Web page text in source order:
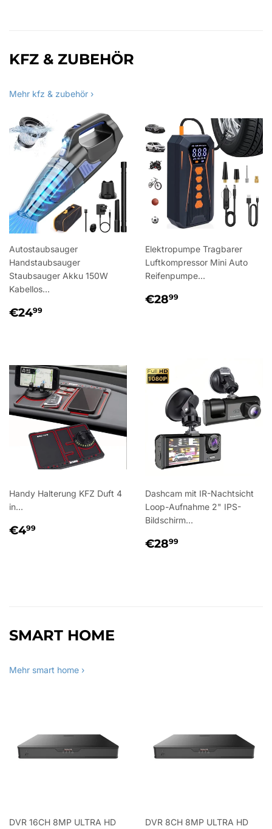
KFZ & ZUBEHÖR
Mehr kfz & zubehör ›
Autostaubsauger
Handstaubsauger
Staubsauger Akku 150W
Kabellos...
NORMALER
€2499
Elektropumpe Tragbarer
Luftkompressor Mini Auto
Reifenpumpe...
NORMALER
€2899
Handy Halterung KFZ Duft 4
in...
NORMALER
€499
Dashcam mit IR-Nachtsicht
Loop-Aufnahme 2" IPS-
Bildschirm...
NORMALER
€2899
SMART HOME
Mehr smart home ›
DVR 16CH 8MP ULTRA HD
DVR 8CH 8MP ULTRA HD